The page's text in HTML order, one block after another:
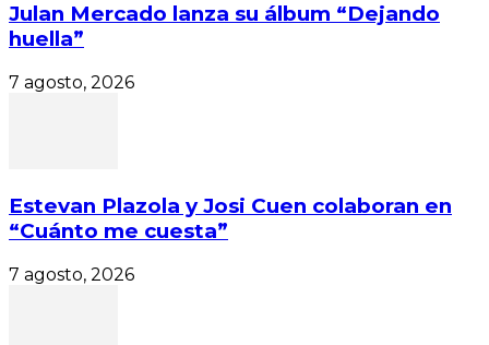
Julan Mercado lanza su álbum “Dejando
huella”
7 agosto, 2026
Estevan Plazola y Josi Cuen colaboran en
“Cuánto me cuesta”
7 agosto, 2026